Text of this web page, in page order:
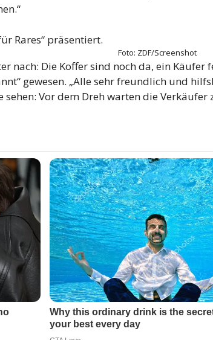
Foto: ZDF/Screenshot
nach: Die Koffer sind noch da, ein
gewesen. „Alle sehr freundlich und
Vor dem Dreh warten die